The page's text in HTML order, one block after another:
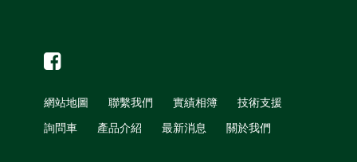
網站地圖 聯繫我們 實績相簿
技術支援
詢問車
產品介紹 最新消息 關於我們